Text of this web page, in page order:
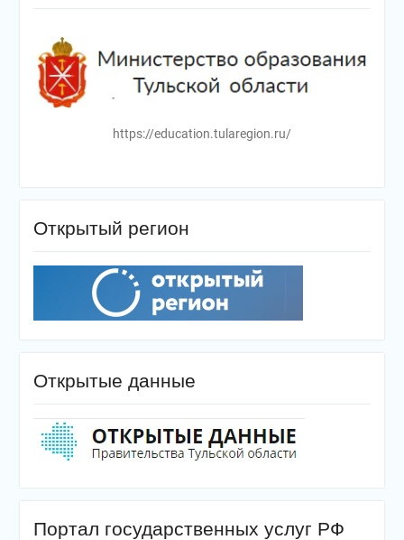
https://education.tularegion.ru/
Открытый регион
Открытые данные
Портал государственных услуг РФ